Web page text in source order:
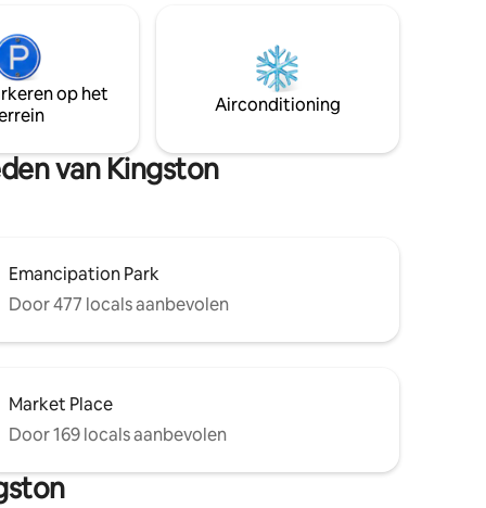
op het
Airconditioning
van Kingston
Emancipation Park
Door 477 locals aanbevolen
Market Place
Door 169 locals aanbevolen